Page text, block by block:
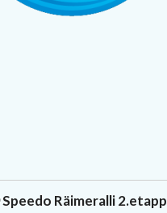
Speedo Räimeralli 2.etapp